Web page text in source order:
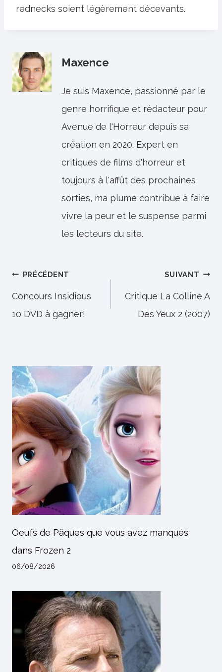
rednecks soient légèrement décevants.
Maxence
Je suis Maxence, passionné par le
genre horrifique et rédacteur pour
Avenue de l'Horreur depuis sa
création en 2020. Expert en
critiques de films d'horreur et
toujours à l'affût des prochaines
sorties, ma plume contribue à faire
vivre la peur et le suspense parmi
les lecteurs du site.
Navigation
de
l’article
PRÉCÉDENT
Concours Insidious
10 DVD à gagner!
SUIVANT
Critique La Colline A
Des Yeux 2 (2007)
Oeufs de Pâques que vous avez manqués
dans Frozen 2
06/08/2026